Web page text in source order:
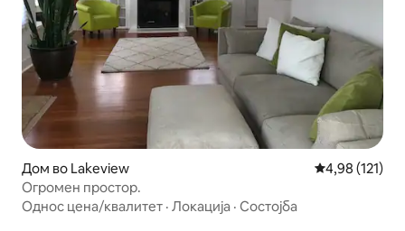
Дом во Lakeview Просечна
4,98 (121)
Огромен простор.
Однос цена/квалитет · Локација · Состојба